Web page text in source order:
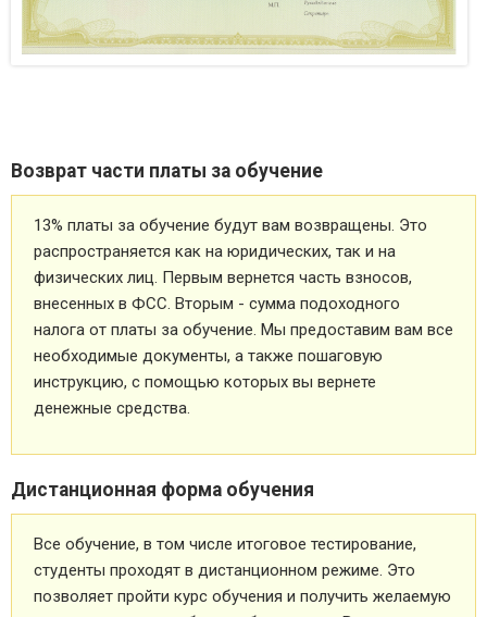
Возврат части платы за обучение
13% платы за обучение будут вам возвращены. Это
распространяется как на юридических, так и на
физических лиц. Первым вернется часть взносов,
внесенных в ФСС. Вторым - сумма подоходного
налога от платы за обучение. Мы предоставим вам все
необходимые документы, а также пошаговую
инструкцию, с помощью которых вы вернете
денежные средства.
Дистанционная форма обучения
Все обучение, в том числе итоговое тестирование,
студенты проходят в дистанционном режиме. Это
позволяет пройти курс обучения и получить желаемую